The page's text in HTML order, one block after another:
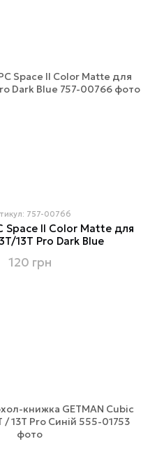
757-00766
Space II Color Matte для
13T Pro Dark Blue
120 грн